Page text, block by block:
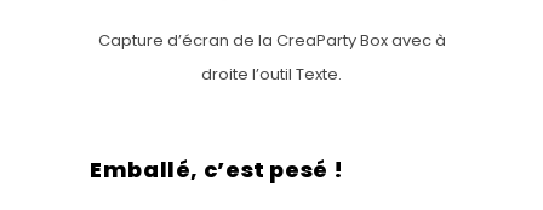
Capture d’écran de la CreaParty Box avec à
droite l’outil Texte.
Emballé, c’est pesé !